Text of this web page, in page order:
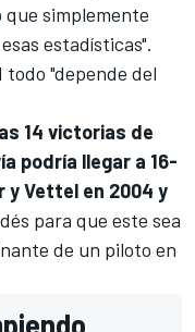
simplemente
estadísticas".
todo "depende del
14 victorias de
podría llegar a 16-
y Vettel en 2004 y
para que este sea
de un piloto en